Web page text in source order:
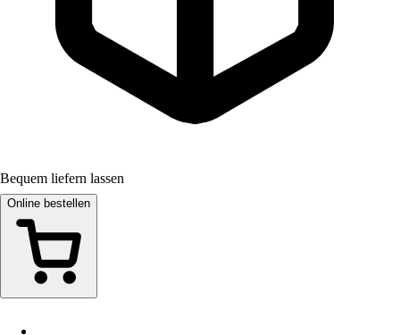
Bequem liefern lassen
Online bestellen